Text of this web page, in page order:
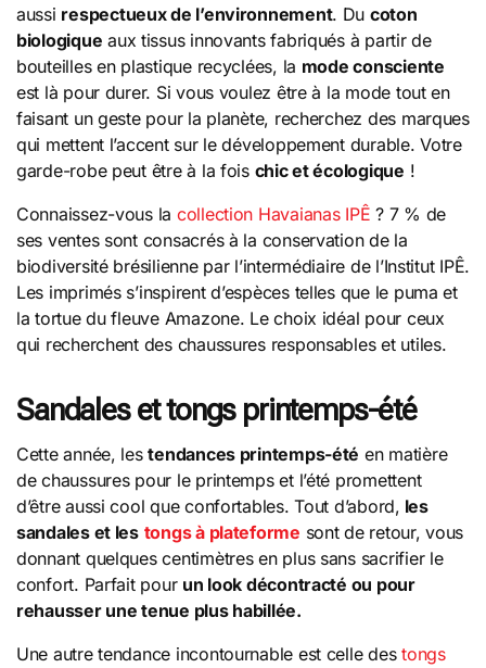
aussi respectueux de l’environnement. Du coton
biologique aux tissus innovants fabriqués à partir de
bouteilles en plastique recyclées, la mode consciente
est là pour durer. Si vous voulez être à la mode tout en
faisant un geste pour la planète, recherchez des marques
qui mettent l’accent sur le développement durable. Votre
garde-robe peut être à la fois chic et écologique !
Connaissez-vous la collection Havaianas IPÊ ? 7 % de
ses ventes sont consacrés à la conservation de la
biodiversité brésilienne par l’intermédiaire de l’Institut IPÊ.
Les imprimés s’inspirent d’espèces telles que le puma et
la tortue du fleuve Amazone. Le choix idéal pour ceux
qui recherchent des chaussures responsables et utiles.
Sandales et tongs printemps-été
Cette année, lestendances printemps-été en matière
de chaussures pour le printemps et l’été promettent
d’être aussi cool que confortables. Tout d’abord, les
sandales et les tongs à plateforme sont de retour, vous
donnant quelques centimètres en plus sans sacrifier le
confort. Parfait pour un look décontracté ou pour
rehausser une tenue plus habillée.
Une autre tendance incontournable est celle destongs